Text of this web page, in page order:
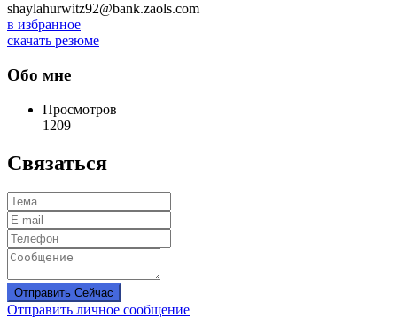
shaylahurwitz92@bank.zaols.com
в избранное
скачать резюме
Обо мне
Просмотров
1209
Связаться
Отправить Сейчас
Отправить личное сообщение